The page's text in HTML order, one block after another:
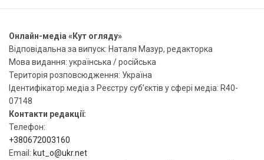
Онлайн-медіа «Кут огляду»
Відповідальна за випуск: Наталя Мазур, редакторка
Мова видання: українська / російська
Територія розповсюдження: Україна
Ідентифікатор медіа з Реєстру суб’єктів у сфері медіа: R40-
07148
Контакти редакції:
Телефон:
+380672003160
Email: kut_o@ukr.net